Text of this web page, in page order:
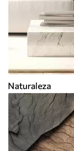
Naturaleza